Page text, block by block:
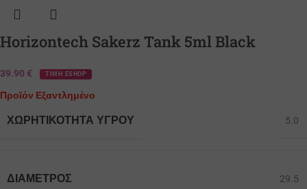
Horizontech Sakerz Tank 5ml Black
39.90 € ΤΙΜΗ ESHOP
Προϊόν Εξαντλημένο
ΧΩΡΗΤΙΚΌΤΗΤΑ ΥΓΡΟΎ 5.0
ΔΙΆΜΕΤΡΟΣ 29.5